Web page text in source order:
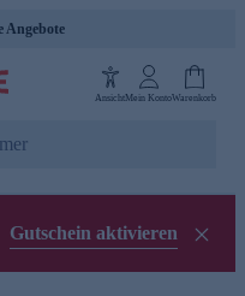
Angebote
AnsichtMein KontoWarenkorb
Gutschein aktivieren